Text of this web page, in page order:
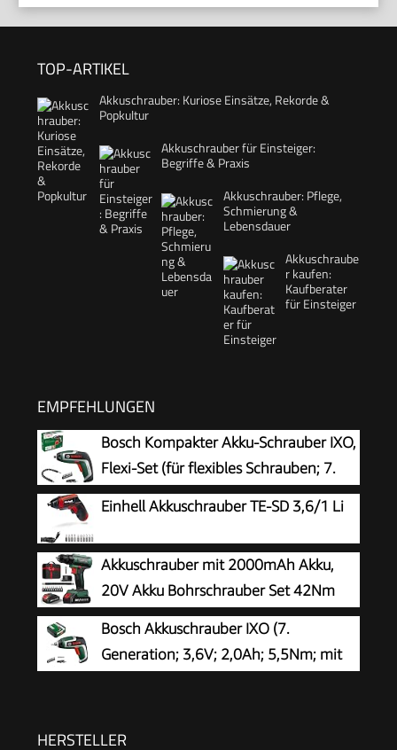
TOP-ARTIKEL
Akkuschrauber: Kuriose Einsätze, Rekorde &
Popkultur
Akkuschrauber für Einsteiger:
Begriffe & Praxis
Akkuschrauber: Pflege,
Schmierung &
Lebensdauer
Akkuschraube
r kaufen:
Kaufberater
für Einsteiger
EMPFEHLUNGEN
Bosch Kompakter Akku-Schrauber IXO,
Flexi-Set (für flexibles Schrauben; 7.
Generation; 3,6 V; 2,0 Ah; mit flexibler
Erweiterung und Micro-USB-Kabel; Biegung bis
180°; 10 x Bit)
Einhell Akkuschrauber TE-SD 3,6/1 Li
Akkuschrauber mit 2000mAh Akku,
20V Akku Bohrschrauber Set 42Nm
Max, 2-Gang Akku-Bohrmaschine,
Kompatibel mit Makita Akku, 25+1
Drehmomentstufen, 10mm Bohrfutter, LED-
Bosch Akkuschrauber IXO (7.
Generation; 3,6V; 2,0Ah; 5,5Nm; mit
Schrauben; in Aufbewahrungsbox)
HERSTELLER